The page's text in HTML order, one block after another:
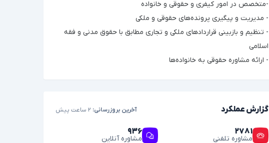
-متخصص در امور کیفری و حقوقی و خانواده
- مدیریت و پیگیری پرونده‌های حقوقی و ملکی
- تنظیم و بازبینی قراردادهای ملکی و تجاری مطابق با حقوق مدنی و فقه
اسلامی
- ارائه مشاوره حقوقی به خانواده‌ها
گزارش عملکرد آخرین بروزرسانی:
۲۷۸۱
مشاوره تلفنی
۹۳۶
مشاوره آنلاین